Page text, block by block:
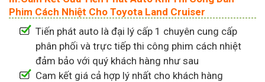
Phim Cách Nhiệt Cho Toyota Land Cruiser
Tiến phát auto là đại lý cấp 1 chuyên cung cấp
phân phối và trực tiếp thi công phim cách nhiệt
đảm bảo với quý khách hàng như sau
Cam kết giá cả hợp lý nhất cho khách hàng